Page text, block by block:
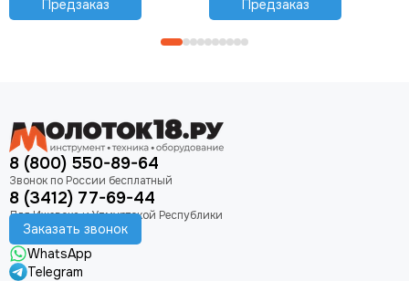
Предзаказ
Предзаказ
8 (800) 550-89-64
8 (3412) 77-69-44
Заказать звонок
WhatsApp
Telegram